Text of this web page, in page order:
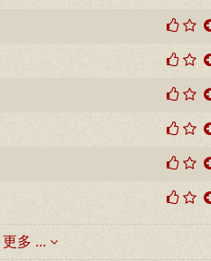
更多 ...